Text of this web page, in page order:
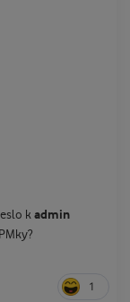
kadmin
1